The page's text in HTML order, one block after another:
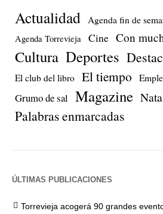
Actualidad Agenda fin de
Agenda Torrevieja Cine Con
Cultura Deportes
El club del libro El tiempo
Grumo de sal Magazine
Palabras enmarcadas
ÚLTIMAS PUBLICACIONES
Torrevieja acogerá 90 grandes